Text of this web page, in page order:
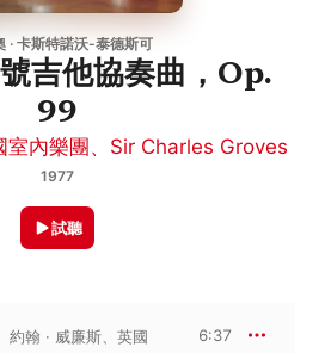
· 卡斯特諾沃-泰德斯可
吉他協奏曲，Op.
99
室內樂團、 Sir Charles Groves
1977
試聽
約翰 · 威廉斯
英國
6:37